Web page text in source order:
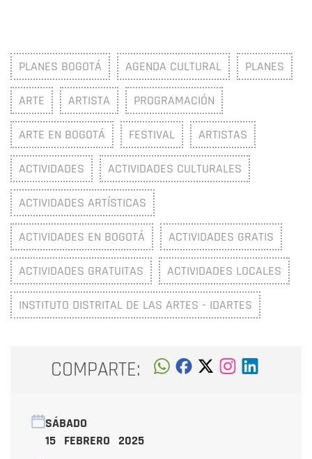
PLANES BOGOTÁ AGENDA CULTURAL PLANES
ARTE ARTISTA PROGRAMACIÓN
ARTE EN BOGOTÁ FESTIVAL ARTISTAS
ACTIVIDADES ACTIVIDADES CULTURALES
ACTIVIDADES ARTÍSTICAS
ACTIVIDADES EN BOGOTÁ ACTIVIDADES GRATIS
ACTIVIDADES GRATUITAS ACTIVIDADES LOCALES
INSTITUTO DISTRITAL DE LAS ARTES - IDARTES
COMPARTE:
SÁBADO
15 FEBRERO 2025